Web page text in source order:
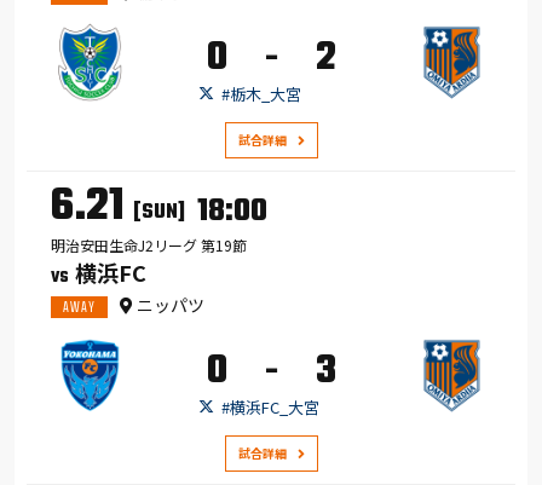
0 - 2
#栃木_大宮
試合詳細
6.21 [SUN] 18:00
明治安田生命J2リーグ 第19節
VS 横浜FC
AWAY ニッパツ
0 - 3
#横浜FC_大宮
試合詳細